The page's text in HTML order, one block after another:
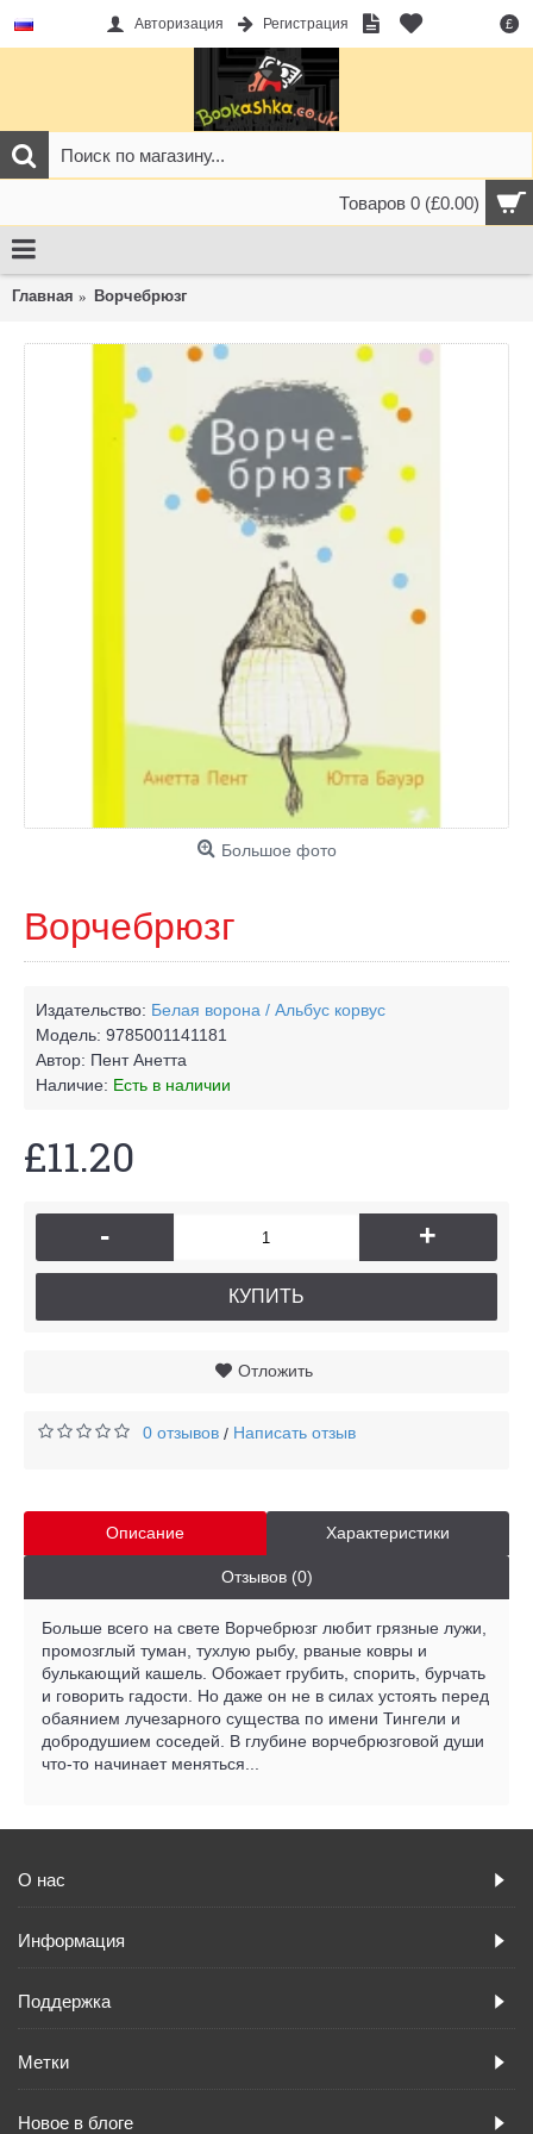
£
Авторизация Регистрация
Товаров 0 (£0.00)
Главная Ворчебрюзг
Большое фото
Ворчебрюзг
Издательство: Белая ворона / Альбус корвус
Модель: 9785001141181
Автор: Пент Анетта
Наличие: Есть в наличии
£11.20
- +
КУПИТЬ
Отложить
0 отзывов / Написать отзыв
Описание Характеристики
Отзывов (0)
Больше всего на свете Ворчебрюзг любит грязные лужи,
промозглый туман, тухлую рыбу, рваные ковры и
булькающий кашель. Обожает грубить, спорить, бурчать
и говорить гадости. Но даже он не в силах устоять перед
обаянием лучезарного существа по имени Тингели и
добродушием соседей. В глубине ворчебрюзговой души
что-то начинает меняться...
О нас
Информация
Поддержка
Метки
Новое в блоге